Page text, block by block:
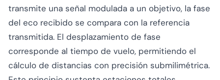
transmite una señal modulada a un objetivo, la fase
del eco recibido se compara con la referencia
transmitida. El desplazamiento de fase
corresponde al tiempo de vuelo, permitiendo el
cálculo de distancias con precisión submilimétrica.